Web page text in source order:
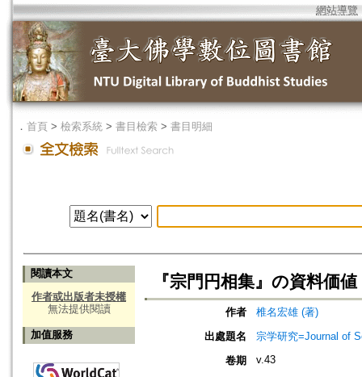
網站導覽
． 首頁 > 檢索系統 > 書目檢索 > 書目明細
閱讀本文
作者或出版者未授權
無法提供閱讀
加值服務
『宗門円相集』の資料価値
作者
椎名宏雄 (著)
出處題名
宗学研究=Journal of
卷期
v.43